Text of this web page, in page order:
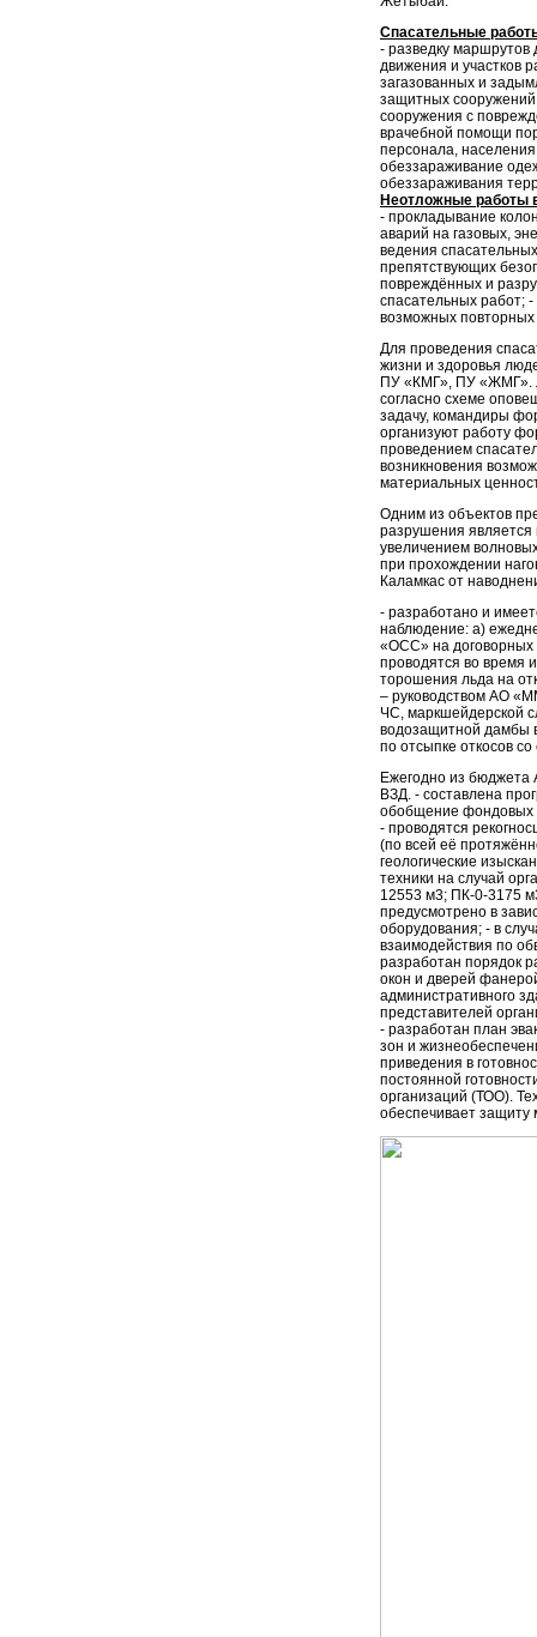
Спасательные
- разведку маршрутов
движения и участков
загазованных и
защитных
сооружения с
врачебной помощи
персонала,
обеззараживание
обеззараживания
Неотложные работы
- прокладывание
аварий на газовых,
ведения
препятствующих
повреждённых и
спасательных работ;
возможных
Для проведения
жизни и здоровья
ПУ «КМГ», ПУ «ЖМГ».
согласно схеме
задачу, командиры
организуют работу
проведением
возникновения
материальных
Одним из объектов
разрушения является
увеличением
при прохождении
Каламкас от
- разработано и
наблюдение: а)
«ОСС» на договорных
проводятся во время
торошения льда на
– руководством АО
ЧС, маркшейдерской
водозащитной дамбы
по отсыпке откосов
Ежегодно из
ВЗД. - составлена
обобщение фондовых
- проводятся
(по всей её
геологические
техники на случай
12553 м3; ПК-0-3175
предусмотрено в
оборудования; - в
взаимодействия по
разработан порядок
окон и дверей
административного
представителей
- разработан план
зон и
приведения в
постоянной
организаций (ТОО).
обеспечивает защиту